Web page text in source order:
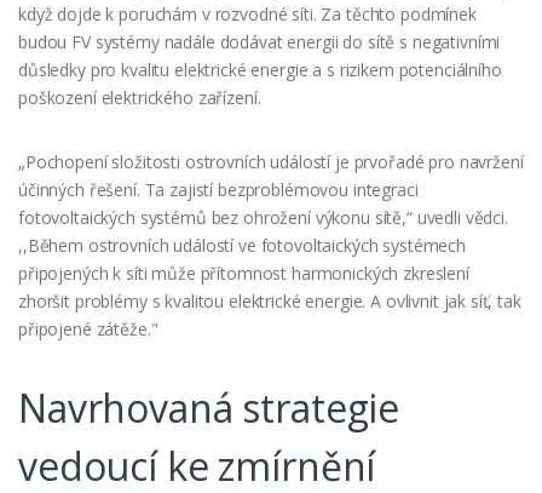
když dojde k poruchám v rozvodné síti. Za těchto podmínek
budou FV systémy nadále dodávat energii do sítě s negativními
důsledky pro kvalitu elektrické energie a s rizikem potenciálního
poškození elektrického zařízení.
„Pochopení složitosti ostrovních událostí je prvořadé pro navržení
účinných řešení. Ta zajistí bezproblémovou integraci
fotovoltaických systémů bez ohrožení výkonu sítě,“ uvedli vědci.
,,Během ostrovních událostí ve fotovoltaických systémech
připojených k síti může přítomnost harmonických zkreslení
zhoršit problémy s kvalitou elektrické energie. A ovlivnit jak síť, tak
připojené zátěže."
Navrhovaná strategie
vedoucí ke zmírnění